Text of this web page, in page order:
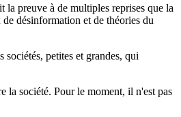
preuve à de multiples reprises que la
désinformation et de théories du
petites et grandes, qui
la société. Pour le moment, il n'est pas